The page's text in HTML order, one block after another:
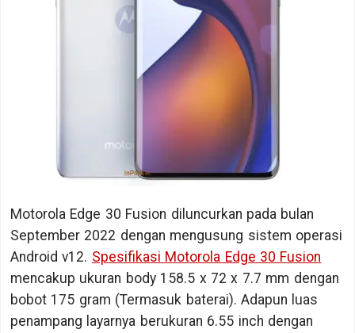
Motorola Edge 30 Fusion diluncurkan pada bulan
September 2022 dengan mengusung sistem operasi
Android v12. Spesifikasi Motorola Edge 30 Fusion
mencakup ukuran body 158.5 x 72 x 7.7 mm dengan
bobot 175 gram (Termasuk baterai). Adapun luas
penampang layarnya berukuran 6.55 inch dengan